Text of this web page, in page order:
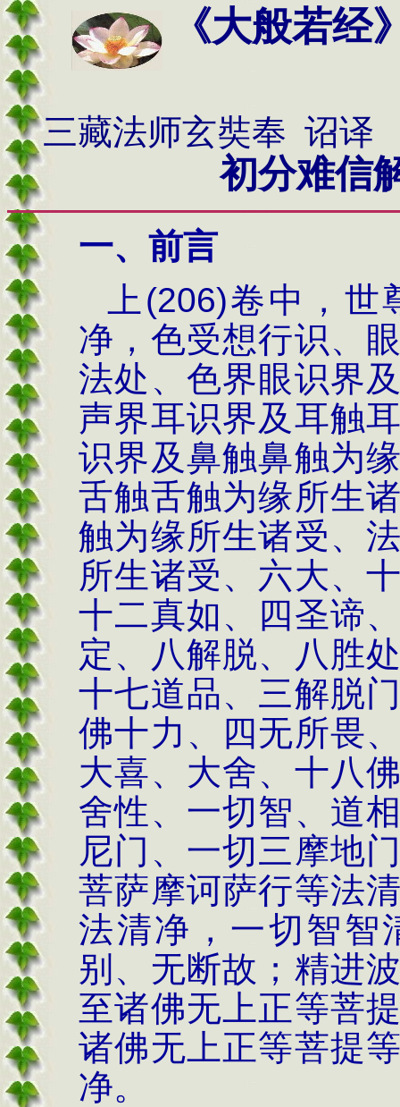
《大般若经
三藏法师玄奘奉 诏译
初分难信解品
一、前言
上 (206)卷中，世
净， 色受想行识、
法处、色界眼识界
声界耳识界及耳触
识界及鼻触鼻触为
舌触舌触为缘所生
触为缘所生诸受、
所生诸受、六大、
十二真如、四圣谛
定、八解脱、八胜
十七道品、三解脱
佛十力、四无所畏
大喜、大舍、十八
舍性、一切智、道
尼门、一切三摩地
菩萨摩诃萨行等法
法清净，一切智智
别、无断故 ； 精进
至诸佛无上正等菩
诸佛无上正等菩提
净。